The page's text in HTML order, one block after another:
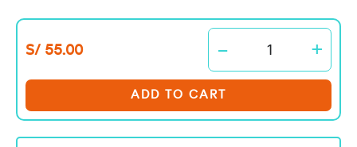
S/ 55.00 -
Harry
quantity
+
ADD TO CART